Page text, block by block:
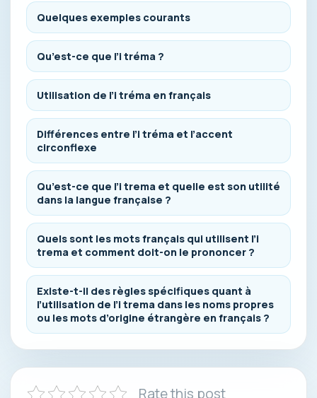
Quelques exemples courants
Qu’est-ce que l’i tréma ?
Utilisation de l’i tréma en français
Différences entre l’i tréma et l’accent
circonflexe
Qu’est-ce que l’i trema et quelle est son utilité
dans la langue française ?
Quels sont les mots français qui utilisent l’i
trema et comment doit-on le prononcer ?
Existe-t-il des règles spécifiques quant à
l’utilisation de l’i trema dans les noms propres
ou les mots d’origine étrangère en français ?
Rate this post